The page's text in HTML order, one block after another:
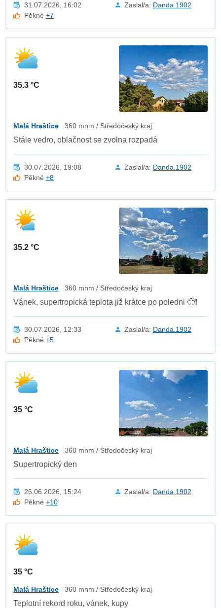
31.07.2026, 16:02 Zaslal/a: Danda.1902
Pěkné+7
35.3 °C
Malá Hraštice 360 mnm / Středočeský kraj
Stále vedro, oblačnost se zvolna rozpadá
30.07.2026, 19:08 Zaslal/a: Danda.1902
Pěkné+8
35.2 °C
Malá Hraštice 360 mnm / Středočeský kraj
Vánek, supertropická teplota již krátce po poledni 🥵❗️
30.07.2026, 12:33 Zaslal/a: Danda.1902
Pěkné+5
35 °C
Malá Hraštice 360 mnm / Středočeský kraj
Supertropický den
26.06.2026, 15:24 Zaslal/a: Danda.1902
Pěkné+10
35 °C
Malá Hraštice 360 mnm / Středočeský kraj
Teplotní rekord roku, vánek, kupy